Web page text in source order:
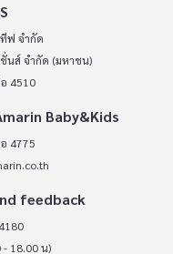
ทีฟ จำกัด
นส์ จำกัด (มหาชน)
4510
Baby&Kids
4775
feedback
- 18.00 น)